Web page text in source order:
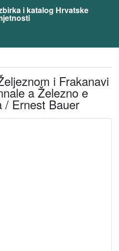
i katalog Hrvatske
i Frakanavi
a Železno e
/ Ernest Bauer